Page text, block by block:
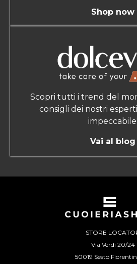
Shop now
Scopri tutti i trend del
consigli dei nostri
impeccabile!
Vai al blog
STORE
Via Verdi 20/24
50019 Sesto